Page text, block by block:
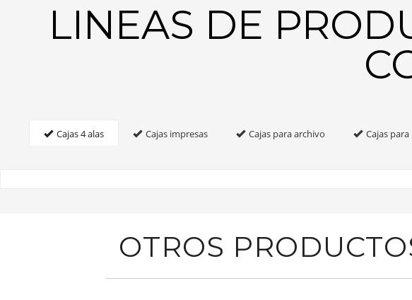
LINEAS DE
Cajas 4 alas Cajas impresas Cajas para archivo Cajas para
OTROS